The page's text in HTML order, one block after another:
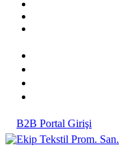
B2B Portal Girişi